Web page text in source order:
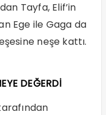
Tayfa, Elif’in
Ege ile Gaga da
neşe kattı.
DEĞERDİ